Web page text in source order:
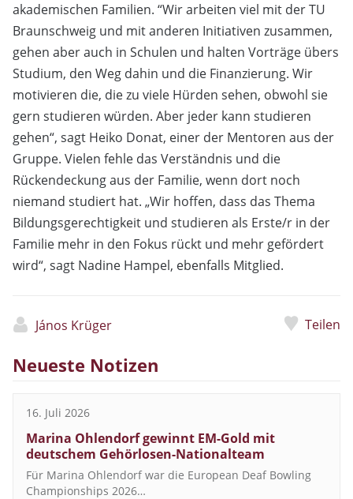
akademischen Familien. “Wir arbeiten viel mit der TU
Braunschweig und mit anderen Initiativen zusammen,
gehen aber auch in Schulen und halten Vorträge übers
Studium, den Weg dahin und die Finanzierung. Wir
motivieren die, die zu viele Hürden sehen, obwohl sie
gern studieren würden. Aber jeder kann studieren
gehen“, sagt Heiko Donat, einer der Mentoren aus der
Gruppe. Vielen fehle das Verständnis und die
Rückendeckung aus der Familie, wenn dort noch
niemand studiert hat. „Wir hoffen, dass das Thema
Bildungsgerechtigkeit und studieren als Erste/r in der
Familie mehr in den Fokus rückt und mehr gefördert
wird“, sagt Nadine Hampel, ebenfalls Mitglied.
János Krüger Teilen
Neueste Notizen
16. Juli 2026
Marina Ohlendorf gewinnt EM-Gold mit
deutschem Gehörlosen-Nationalteam
Für Marina Ohlendorf war die European Deaf Bowling
Championships 2026…